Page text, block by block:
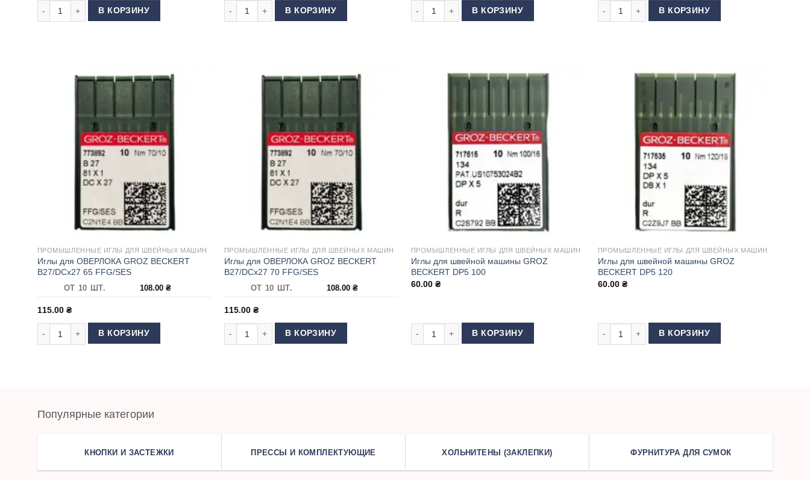
Количество товара Иглы для ОВЕРЛОКА GROZ BECKERT B27/DCx27 100 FFG/SES
В КОРЗИНУ
Количество товара Иглы для ОВЕРЛОКА GROZ BECKERT B27/DCx27 60 FFG/SES
В КОРЗИНУ
Количество товара Иглы для швейной машины GROZ BECKERT DBx1 80
В КОРЗИНУ
Количество товара Иглы для швейной машины GROZ
В КОРЗИНУ
ПРОМЫШЛЕННЫЕ ИГЛЫ ДЛЯ ШВЕЙНЫХ МАШИН
Иглы для ОВЕРЛОКА GROZ BECKERT
B27/DCx27 65 FFG/SES
ОТ 10 ШТ. 108.00₴
115.00 ₴
Количество товара Иглы для ОВЕРЛОКА GROZ BECKERT B27/DCx27 65 FFG/SES
В КОРЗИНУ
ПРОМЫШЛЕННЫЕ ИГЛЫ ДЛЯ ШВЕЙНЫХ МАШИН
Иглы для ОВЕРЛОКА GROZ BECKERT
B27/DCx27 70 FFG/SES
ОТ 10 ШТ. 108.00₴
115.00 ₴
Количество товара Иглы для ОВЕРЛОКА GROZ BECKERT B27/DCx27 70 FFG/SES
В КОРЗИНУ
ПРОМЫШЛЕННЫЕ ИГЛЫ ДЛЯ ШВЕЙНЫХ МАШИН
Иглы для швейной машины GROZ
BECKERT DP5 100
60.00 ₴
Количество товара Иглы для швейной машины GROZ BECKERT DP5 100
В КОРЗИНУ
ПРОМЫШЛЕННЫЕ ИГЛЫ ДЛЯ ШВЕЙНЫХ МАШИН
Иглы для швейной машины GROZ
BECKERT DP5 120
60.00 ₴
Количество товара Иглы для швейной машины GROZ
В КОРЗИНУ
Популярные категории
КНОПКИ И ЗАСТЕЖКИ ПРЕССЫ И КОМПЛЕКТУЮЩИЕ ХОЛЬНИТЕНЫ (ЗАКЛЕПКИ) ФУРНИТУРА ДЛЯ СУМОК